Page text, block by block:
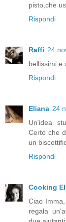
pisto,che
Rispondi
Raffi 24
bellissimi e
Rispondi
Eliana 24
Un'idea
Certo che
un
Rispondi
Cooking
Ciao
regala